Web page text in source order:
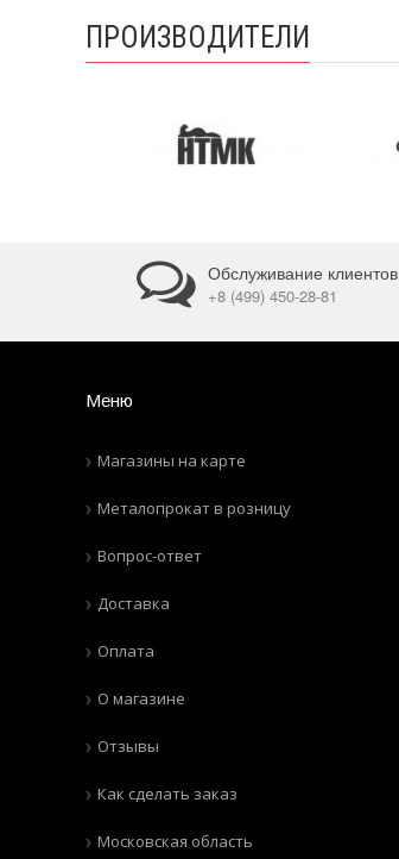
ПРОИЗВОДИТЕЛИ
Обслуживание клиентов
+8 (499) 450-28-81
Меню
Магазины на карте
Металопрокат в розницу
Вопрос-ответ
Доставка
Оплата
О магазине
Отзывы
Как сделать заказ
Московская область